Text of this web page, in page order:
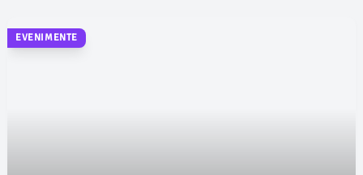
EVENIMENTE